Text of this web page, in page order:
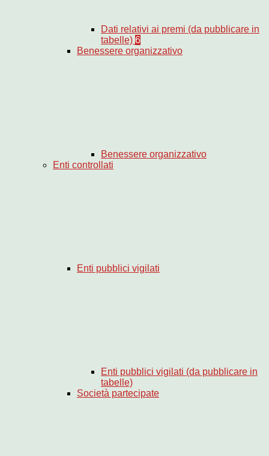
Dati relativi ai premi (da pubblicare in
tabelle) 6
Benessere organizzativo
Benessere organizzativo
Enti controllati
Enti pubblici vigilati
Enti pubblici vigilati (da pubblicare in
tabelle)
Società partecipate